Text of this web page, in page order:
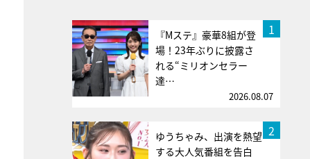
1
『Mステ』豪華8組が登
場！23年ぶりに披露さ
れる“ミリオンセラー
達…
2026.08.07
2
ゆうちゃみ、出演を熱望
する大人気番組を告白